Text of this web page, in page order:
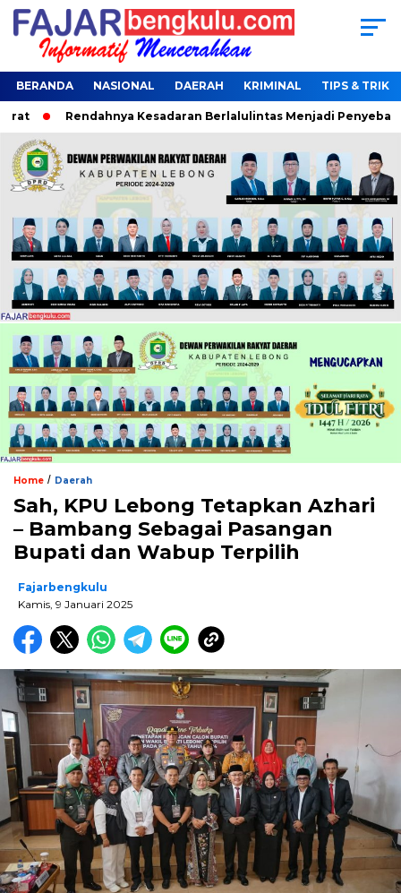
BERANDA NASIONAL DAERAH KRIMINAL TIPS & TRIK
Rendahnya Kesadaran Berlalulintas Menjadi Penyebab
Home / Daerah
Sah, KPU Lebong Tetapkan Azhari
– Bambang Sebagai Pasangan
Bupati dan Wabup Terpilih
Fajarbengkulu
Kamis, 9 Januari 2025